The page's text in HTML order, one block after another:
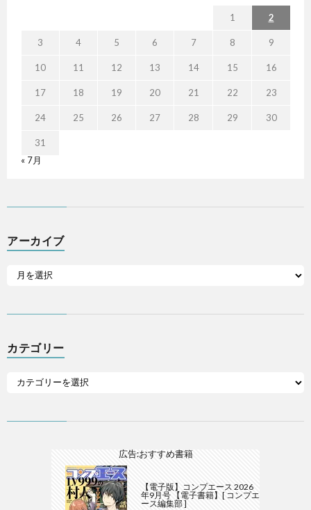
1 2
3 4 5 6 7 8 9
10 11 12 13 14 15 16
17 18 19 20 21 22 23
24 25 26 27 28 29 30
31
« 7月
アーカイブ
カテゴリー
広告:おすすめ書籍
【電子版】コンプエース 2026
年9月号 【電子書籍】[ コンプエ
ース編集部 ]